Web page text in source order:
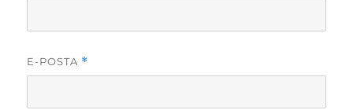
E-POSTA *